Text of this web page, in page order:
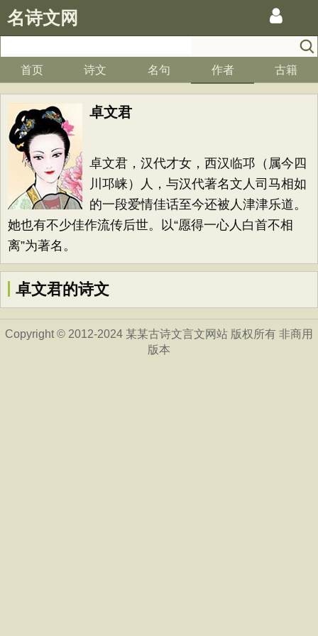
名诗文网
首页 诗文 名句 作者 古籍
卓文君
卓文君，汉代才女，西汉临邛（属今四
川邛崃）人，与汉代著名文人司马相如
的一段爱情佳话至今还被人津津乐道。
她也有不少佳作流传后世。以“愿得一心人白首不相
离”为著名。
卓文君的诗文
Copyright © 2012-2024 某某古诗文言文网站 版权所有 非商用
版本